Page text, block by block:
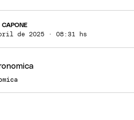
CAPONE
de 2025 · 08:31 hs